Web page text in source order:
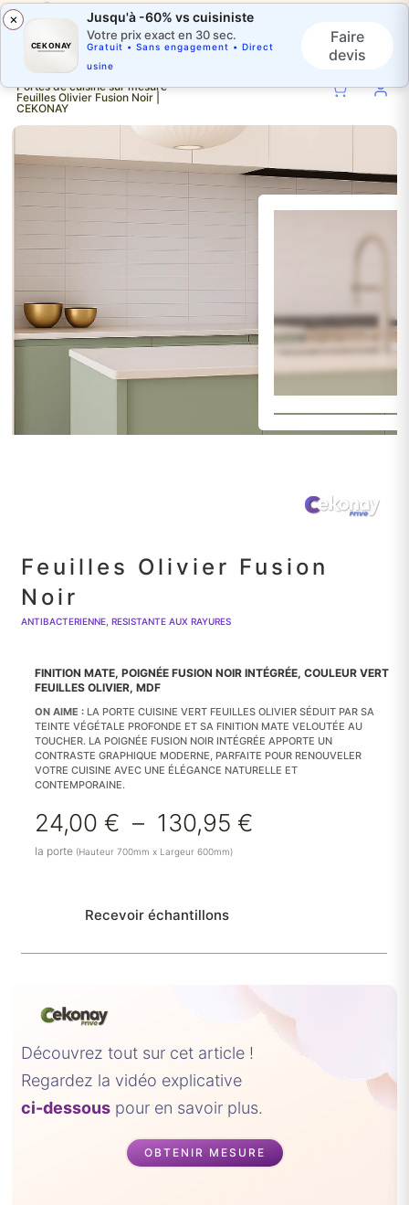
×
CEKONAY
Jusqu'à -60% vs cuisiniste
Votre prix exact en 30 sec.
Gratuit • Sans engagement • Direct
usine
Faire
devis
Portes de cuisine sur mesure -
Feuilles Olivier Fusion Noir |
CEKONAY
Feuilles Olivier Fusion
Noir
ANTIBACTERIENNE, RESISTANTE AUX RAYURES
FINITION MATE, POIGNÉE FUSION NOIR INTÉGRÉE, COULEUR VERT
FEUILLES OLIVIER, MDF
ON AIME : LA PORTE CUISINE VERT FEUILLES OLIVIER SÉDUIT PAR SA
TEINTE VÉGÉTALE PROFONDE ET SA FINITION MATE VELOUTÉE AU
TOUCHER. LA POIGNÉE FUSION NOIR INTÉGRÉE APPORTE UN
CONTRASTE GRAPHIQUE MODERNE, PARFAITE POUR RENOUVELER
VOTRE CUISINE AVEC UNE ÉLÉGANCE NATURELLE ET
CONTEMPORAINE.
24,00 € – 130,95 €
la porte (Hauteur 700mm x Largeur 600mm)
Recevoir échantillons
Découvrez tout sur cet article !
Regardez la vidéo explicative
ci-dessous pour en savoir plus.
OBTENIR MESURE